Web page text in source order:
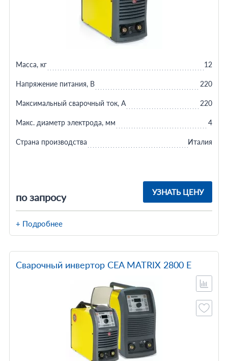
по запросу УЗНАТЬ ЦЕНУ
Масса, кг 12
Напряжение питания, В 220
Максимальный сварочный ток, А 220
Макс. диаметр электрода, мм 4
Страна производства Италия
+ Подробнее
Сварочный инвертор CEA MATRIX 2800 E